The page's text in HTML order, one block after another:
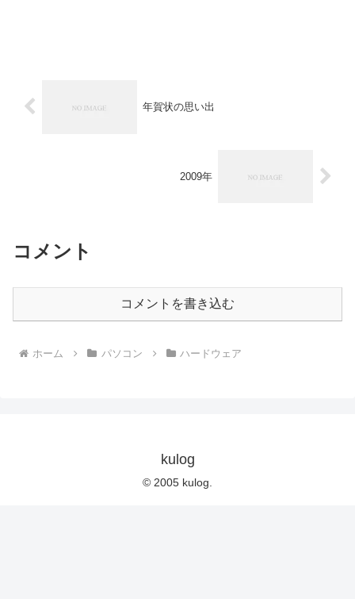
年賀状の思い出
2009年
コメント
コメントを書き込む
ホーム パソコン ハードウェア
kulog
© 2005 kulog.